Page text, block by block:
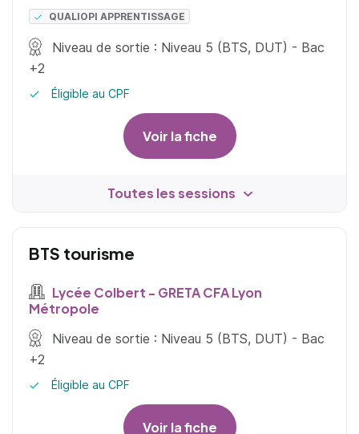
QUALIOPI APPRENTISSAGE
Niveau de sortie : Niveau 5 (BTS, DUT) - Bac
+2
Éligible au CPF
Voir la fiche
Toutes les sessions
BTS tourisme
Lycée Colbert - GRETA CFA Lyon
Métropole
Niveau de sortie : Niveau 5 (BTS, DUT) - Bac
+2
Éligible au CPF
Voir la fiche